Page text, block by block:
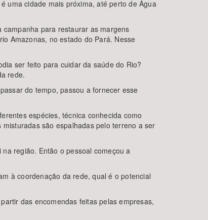
uma cidade mais próxima, até perto de Água
para restaurar as margens
Amazonas, no estado do Pará. Nesse
ser feito para cuidar da saúde do Rio?
rede.
do tempo, passou a fornecer esse
espécies, técnica conhecida como
são espalhadas pelo terreno a ser
região. Então o pessoal começou a
à coordenação da rede, qual é o potencial
das encomendas feitas pelas empresas,